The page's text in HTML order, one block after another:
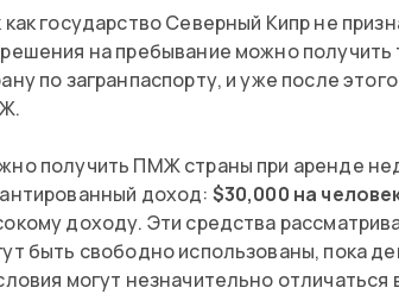
как государство Северный Кипр не
на пребывание можно получить
по загранпаспорту, и уже после
получить ПМЖ страны при аренде
доход: $30,000 на
доходу. Эти средства
быть свободно использованы, пока
могут незначительно